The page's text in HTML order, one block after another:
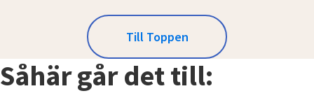
Till Toppen
Såhär går det till: